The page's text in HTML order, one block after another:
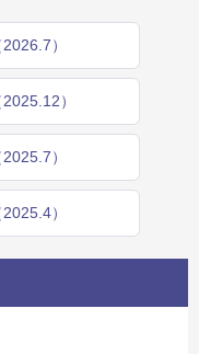
）
）
）
）